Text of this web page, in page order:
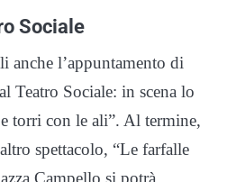
Sociale
anche l’appuntamento di
Teatro Sociale: in scena lo
torri con le ali”. Al termine,
spettacolo, “Le farfalle
Campello si potrà